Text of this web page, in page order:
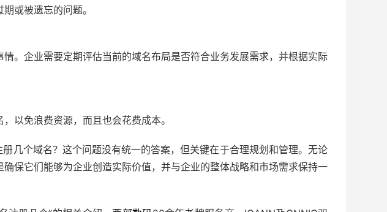
或被遗忘的问题。
。企业需要定期评估当前的域名布局是否符合业务发展需求，并根据实际
以免浪费资源，而且也会花费成本。
几个域名？这个问题没有统一的答案，但关键在于合理规划和管理。无论
保它们能够为企业创造实际价值，并与企业的整体战略和市场需求保持一